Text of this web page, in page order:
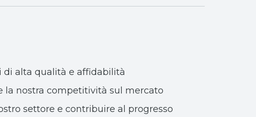
di alta qualità e affidabilità
la nostra competitività sul mercato
settore e contribuire al progresso